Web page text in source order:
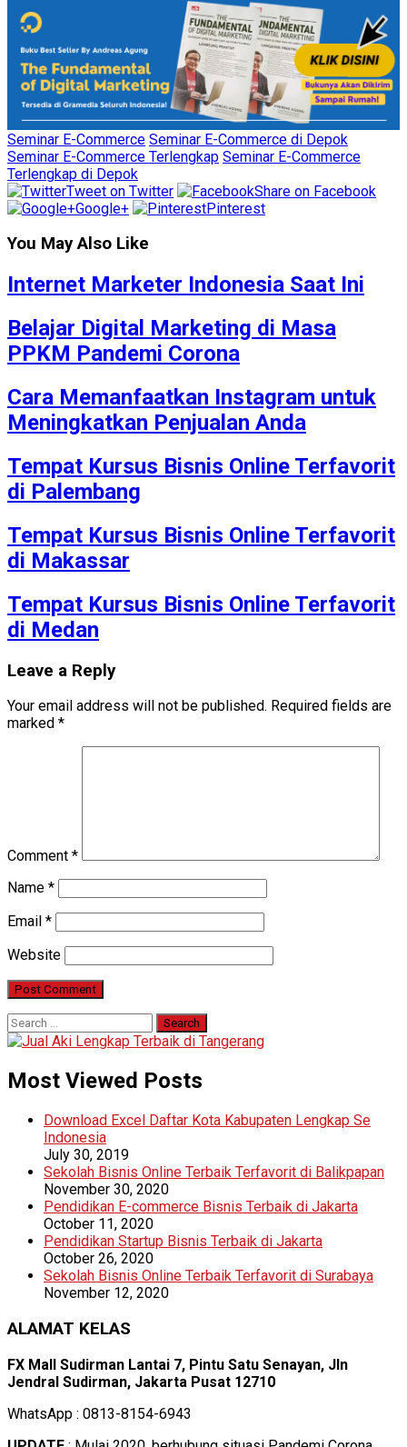
Seminar E-Commerce Seminar E-Commerce di Depok
Seminar E-Commerce Terlengkap Seminar E-Commerce
Terlengkap di Depok
Tweet on Twitter
Share on Facebook
Google+
Pinterest
You May Also Like
Internet Marketer Indonesia Saat Ini
Belajar Digital Marketing di Masa
PPKM Pandemi Corona
Cara Memanfaatkan Instagram untuk
Meningkatkan Penjualan Anda
Tempat Kursus Bisnis Online Terfavorit
di Palembang
Tempat Kursus Bisnis Online Terfavorit
di Makassar
Tempat Kursus Bisnis Online Terfavorit
di Medan
Leave a Reply
Your email address will not be published. Required fields are
marked *
Comment *
Name *
Email *
Website
Search
for:
Most Viewed Posts
Download Excel Daftar Kota Kabupaten Lengkap Se
Indonesia
July 30, 2019
Sekolah Bisnis Online Terbaik Terfavorit di Balikpapan
November 30, 2020
Pendidikan E-commerce Bisnis Terbaik di Jakarta
October 11, 2020
Pendidikan Startup Bisnis Terbaik di Jakarta
October 26, 2020
Sekolah Bisnis Online Terbaik Terfavorit di Surabaya
November 12, 2020
ALAMAT KELAS
FX Mall Sudirman Lantai 7, Pintu Satu Senayan, Jln
Jendral Sudirman, Jakarta Pusat 12710
WhatsApp : 0813-8154-6943